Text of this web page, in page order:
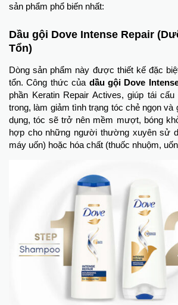
sản phẩm phổ biến nhất:
Dầu gội Dove Intense Repair
Tổn)
Dòng sản phẩm này được thiết kế đặc
tổn. Công thức của dầu gội Dove
phần Keratin Repair Actives, giúp tái
trong, làm giảm tình trạng tóc chẻ ngọn
dụng, tóc sẽ trở nên mềm mượt, bóng
hợp cho những người thường xuyên sử
máy uốn) hoặc hóa chất (thuốc nhuộm,